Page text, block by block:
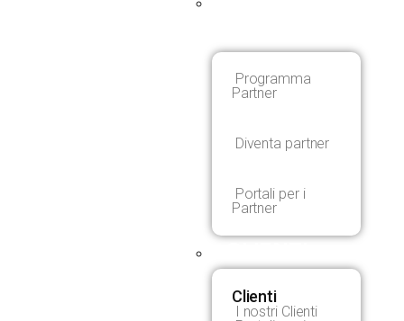
Programma
Partner
Diventa partner
Portali per i
Partner
Clienti
I nostri Clienti